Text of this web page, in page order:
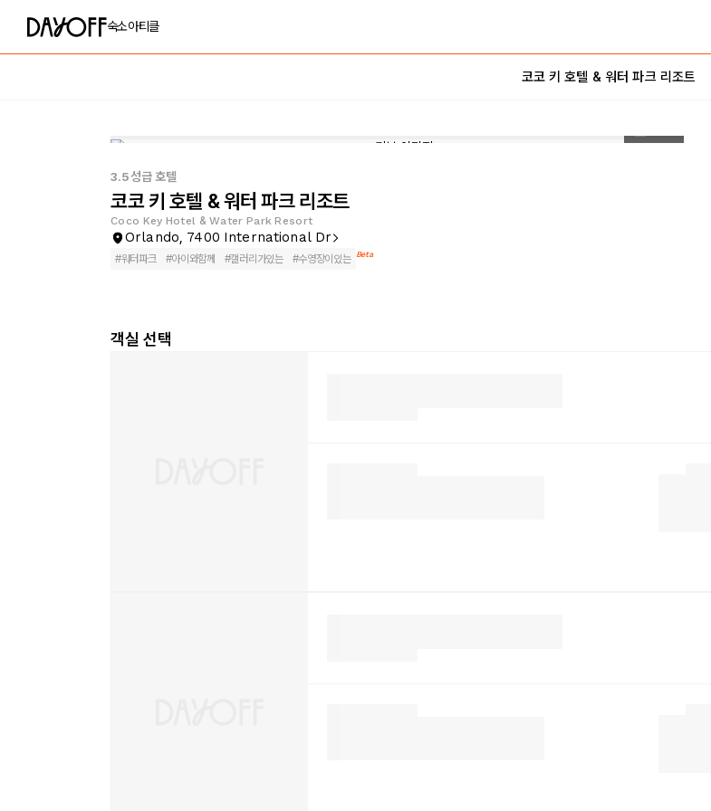
숙소아티클
코코 키 호텔 & 워터 파크 리조트
3.5성급 호텔
코코 키 호텔 & 워터 파크 리조트
Coco Key Hotel & Water Park Resort
Orlando, 7400 International Dr
#워터파크 #아이와함께 #갤러리가있는 #수영장이있는 Beta
객실 선택